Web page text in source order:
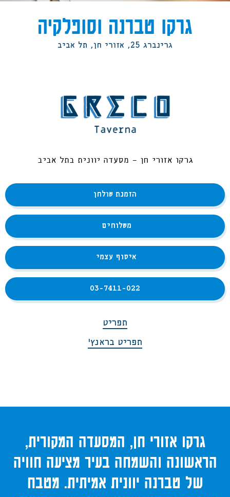
גרקו טברנה וסופלקיה
גרינברג 25, אזורי חן, תל אביב
גרקו אזורי חן - מסעדה יוונית בתל אביב
הזמנת שולחן
משלוחים
איסוף עצמי
03-7411-022
תפריט
תפריט בראנץ'
גרקו אזורי חן, המסעדה המקורית,
הראשונה והשמחה בעיר מציעה חוויה
של טברנה יוונית אמיתית. מטבח